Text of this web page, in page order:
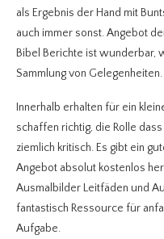
als Ergebnis der Hand mit
auch immer sonst. Angebot
Bibel Berichte ist wunderbar,
Sammlung von Gelegenheiten.
Innerhalb erhalten für ein
schaffen richtig, die Rolle
ziemlich kritisch. Es gibt ein
Angebot absolut kostenlos
Ausmalbilder Leitfäden und
fantastisch Ressource für
Aufgabe.